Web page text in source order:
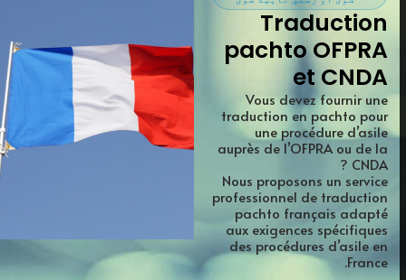
Traduction
pachto OFPRA
et CNDA
Vous devez fournir une
traduction en pachto pour
une procédure d’asile
auprès de l’OFPRA ou de la
CNDA ?
Nous proposons un service
professionnel de traduction
pachto français adapté
aux exigences spécifiques
des procédures d’asile en
France.